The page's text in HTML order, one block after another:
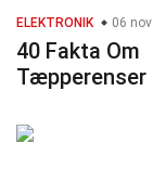
ELEKTRONIK 06
40 Fakta Om
Tæpperenser